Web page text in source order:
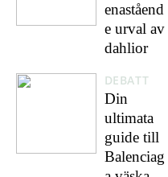
enaståend
e urval av
dahlior
DEBATT
Din
ultimata
guide till
Balenciag